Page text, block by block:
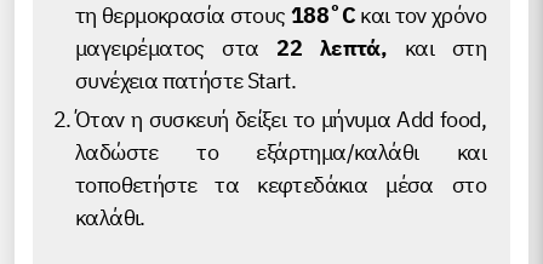
τη θερμοκρασία στους 188˚C και τον χρόνο
μαγειρέματος στα 22 λεπτά, και στη
συνέχεια πατήστε Start.
Όταν η συσκευή δείξει το μήνυμα Add food,
λαδώστε το εξάρτημα/καλάθι και
τοποθετήστε τα κεφτεδάκια μέσα στο
καλάθι.